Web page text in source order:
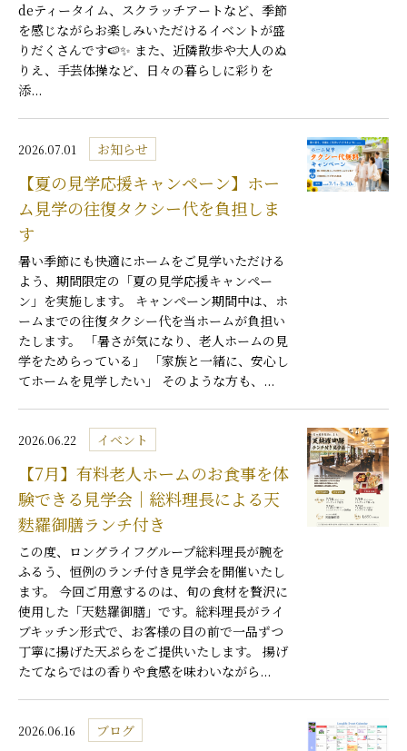
deティータイム、スクラッチアートなど、季節
を感じながらお楽しみいただけるイベントが盛
りだくさんです🍉✨ また、近隣散歩や大人のぬ
りえ、手芸体操など、日々の暮らしに彩りを
添...
2026.07.01 お知らせ
【夏の見学応援キャンペーン】ホー
ム見学の往復タクシー代を負担しま
す
暑い季節にも快適にホームをご見学いただける
よう、期間限定の「夏の見学応援キャンペー
ン」を実施します。 キャンペーン期間中は、ホ
ームまでの往復タクシー代を当ホームが負担い
たします。 「暑さが気になり、老人ホームの見
学をためらっている」 「家族と一緒に、安心し
てホームを見学したい」 そのような方も、...
2026.06.22 イベント
【7月】有料老人ホームのお食事を体
験できる見学会｜総料理長による天
麩羅御膳ランチ付き
この度、ロングライフグループ総料理長が腕を
ふるう、恒例のランチ付き見学会を開催いたし
ます。 今回ご用意するのは、旬の食材を贅沢に
使用した「天麩羅御膳」です。総料理長がライ
ブキッチン形式で、お客様の目の前で一品ずつ
丁寧に揚げた天ぷらをご提供いたします。 揚げ
たてならではの香りや食感を味わいながら...
2026.06.16 ブログ